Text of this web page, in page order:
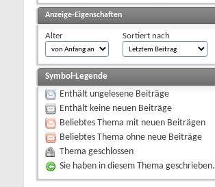
Anzeige-Eigenschaften
Alter Sortiert nach
Symbol-Legende
Enthält ungelesene Beiträge
Enthält keine neuen Beiträge
Beliebtes Thema mit neuen Beiträgen
Beliebtes Thema ohne neue Beiträge
Thema geschlossen
Sie haben in diesem Thema geschrieben.